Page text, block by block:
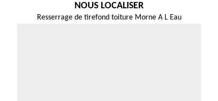
NOUS LOCALISER
Resserrage de tirefond toiture Morne A L Eau